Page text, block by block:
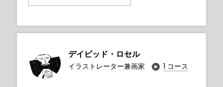
デイビッド・ロセル
イラストレーター兼画家 1 コース